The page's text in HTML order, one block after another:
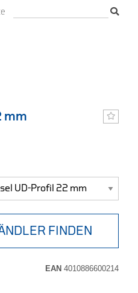
mm
FINDEN
EAN 4010886600214